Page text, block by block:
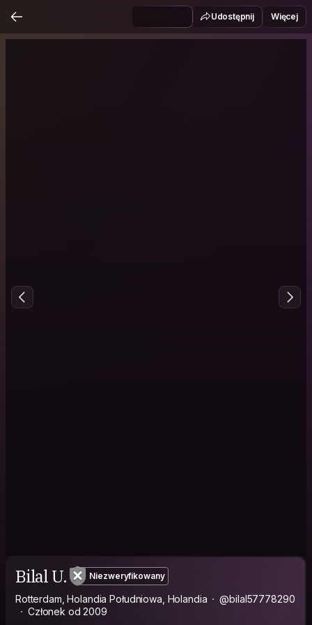
Udostępnij Więcej
Bilal U. Niezweryfikowany
Rotterdam, Holandia Południowa, Holandia
@bilal57778290
Członek od 2009